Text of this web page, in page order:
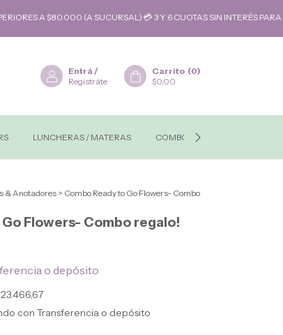
(A SUCURSAL) 💳 3 Y 6 CUOTAS SIN INTERÉS PARA COMPRAS
Entrá /
Registráte
Carrito (0)
$0,00
LUNCHERAS / MATERAS COMBOS-REGALOS
& Anotadores > Combo Ready to Go Flowers- Combo
Flowers- Combo regalo!
o depósito
con Transferencia o depósito